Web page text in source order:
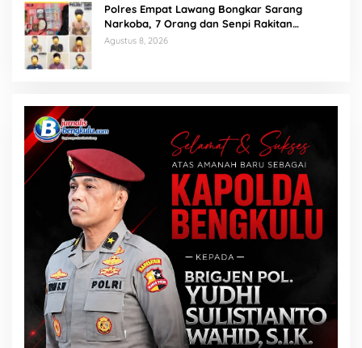
Polres Empat Lawang Bongkar Sarang
Narkoba, 7 Orang dan Senpi Rakitan
Diamankan
Agustus 8, 2026